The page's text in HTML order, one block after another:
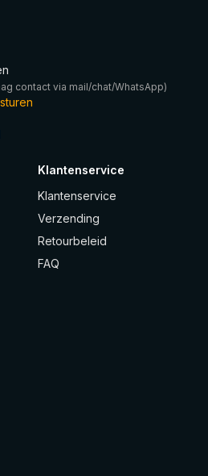
contact via mail/chat/WhatsApp)
Klantenservice
Klantenservice
Verzending
Retourbeleid
FAQ